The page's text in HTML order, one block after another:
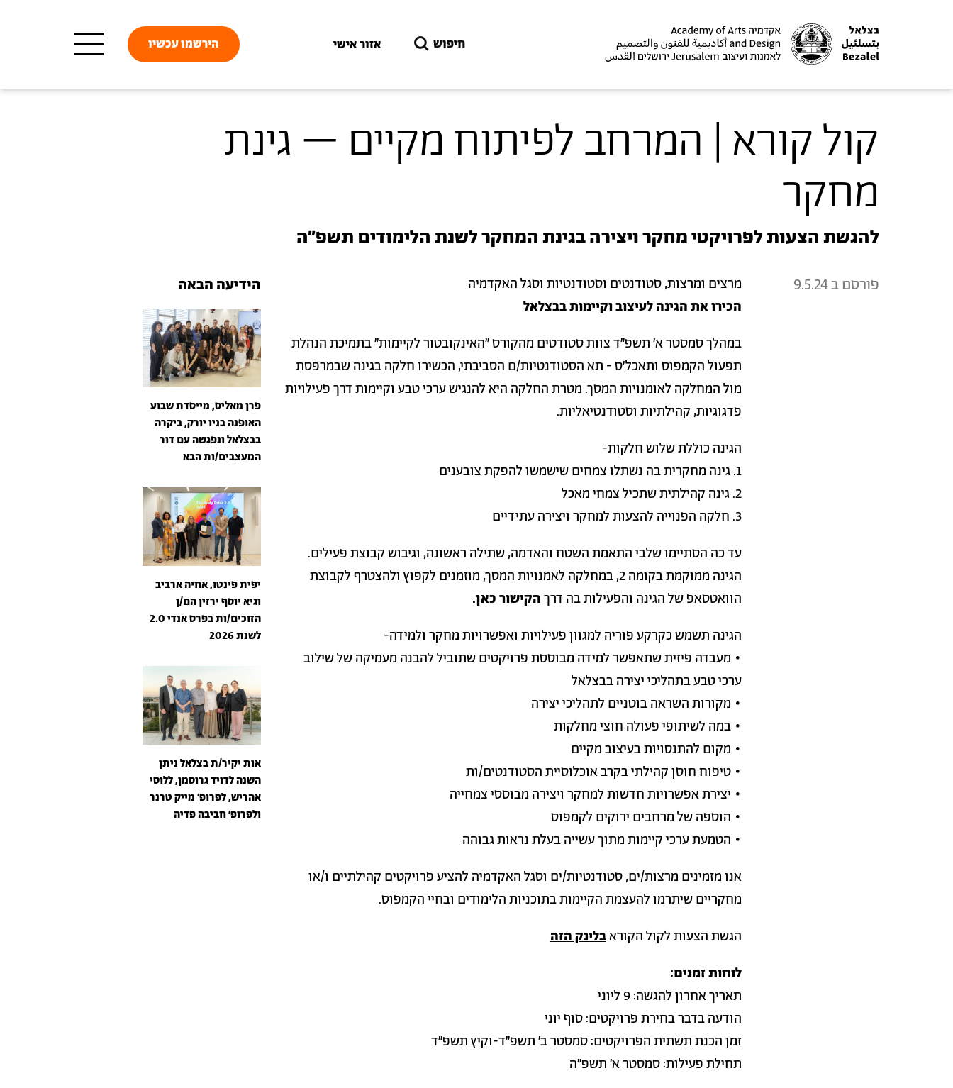
חיפוש אזור אישי הירשמו עכשיו
קול קורא | המרחב לפיתוח מקיים – גינת
מחקר
להגשת הצעות לפרויקטי מחקר ויצירה בגינת המחקר לשנת הלימודים תשפ"ה
פורסם ב9.5.24
מרצים ומרצות, סטודנטים וסטודנטיות וסגל האקדמיה
הכירו את הגינה לעיצוב וקיימות בבצלאל
במהלך סמסטר א׳ תשפ"ד צוות סטודטים מהקורס "האינקובטור לקיימות" בתמיכת הנהלת
תפעול הקמפוס ותאכל'ס - תא הסטודנטיות/ם הסביבתי, הכשירו חלקה בגינה שבמרפסת
מול המחלקה לאומנויות המסך. מטרת החלקה היא להנגיש ערכי טבע וקיימות דרך פעילויות
פדגוגיות, קהילתיות וסטודנטיאליות.
הגינה כוללת שלוש חלקות-
1. גינה מחקרית בה נשתלו צמחים שישמשו להפקת צובענים
2. גינה קהילתית שתכיל צמחי מאכל
3. חלקה הפנוייה להצעות למחקר ויצירה עתידיים
עד כה הסתיימו שלבי התאמת השטח והאדמה, שתילה ראשונה, וגיבוש קבוצת פעילים.
הגינה ממוקמת בקומה 2, במחלקה לאמנויות המסך, מוזמנים לקפוץ ולהצטרף לקבוצת
הוואטסאפ של הגינה והפעילות בה דרךהקישור כאן.
הגינה תשמש כקרקע פוריה למגוון פעילויות ואפשרויות מחקר ולמידה-
• מעבדה פיזית שתאפשר למידה מבוססת פרויקטים שתוביל להבנה מעמיקה של שילוב
ערכי טבע בתהליכי יצירה בבצלאל
• מקורות השראה בוטניים לתהליכי יצירה
• במה לשיתופי פעולה חוצי מחלקות
• מקום להתנסויות בעיצוב מקיים
• טיפוח חוסן קהילתי בקרב אוכלוסיית הסטודנטים/ות
• יצירת אפשרויות חדשות למחקר ויצירה מבוססי צמחייה
• הוספה של מרחבים ירוקים לקמפוס
• הטמעת ערכי קיימות מתוך עשייה בעלת נראות גבוהה
אנו מזמינים מרצות/ים, סטודנטיות/ים וסגל האקדמיה להציע פרויקטים קהילתיים ו/או
מחקריים שיתרמו להעצמת הקיימות בתוכניות הלימודים ובחיי הקמפוס.
הגשת הצעות לקול הקוראבלינק הזה
לוחות זמנים:
תאריך אחרון להגשה: 9 ליוני
הודעה בדבר בחירת פרויקטים: סוף יוני
זמן הכנת תשתית הפרויקטים: סמסטר ב' תשפ"ד-וקיץ תשפ"ד
תחילת פעילות: סמסטר א' תשפ"ה
הידיעה הבאה
פרן מאליס, מייסדת שבוע
האופנה בניו יורק, ביקרה
בבצלאל ונפגשה עם דור
המעצבים/ות הבא
יפית פינטו, אחיה ארביב
וגיא יוסף ירזין הם/ן
הזוכים/ות בפרס אנדי 2.0
לשנת 2026
אות יקיר/ת בצלאל ניתן
השנה לדויד גרוסמן, ללוסי
אהריש, לפרופ׳ מייק טרנר
ולפרופ׳ חביבה פדיה